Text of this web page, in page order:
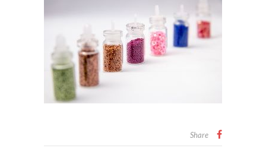
Share